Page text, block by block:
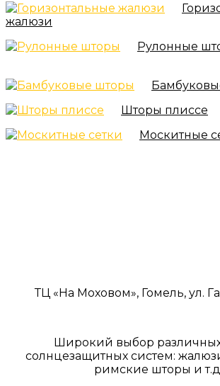
жалюзи
Рулонные
Шторы плиссе
Москитные
ТЦ «На Моховом», Гомель, ул.
Широкий выбор
солнцезащитных систем:
римские шторы и